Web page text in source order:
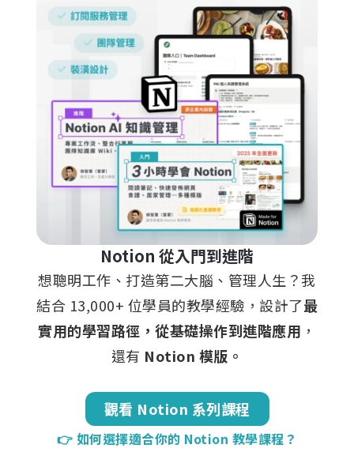
Notion 從入門到進階
想聰明工作、打造第二大腦、管理人生？我
結合 13,000+ 位學員的教學經驗，設計了最
實用的學習路徑，從基礎操作到進階應用 ，
還有 Notion 模版。
觀看 Notion 系列課程
👉 如何選擇適合你的 Notion 教學課程？